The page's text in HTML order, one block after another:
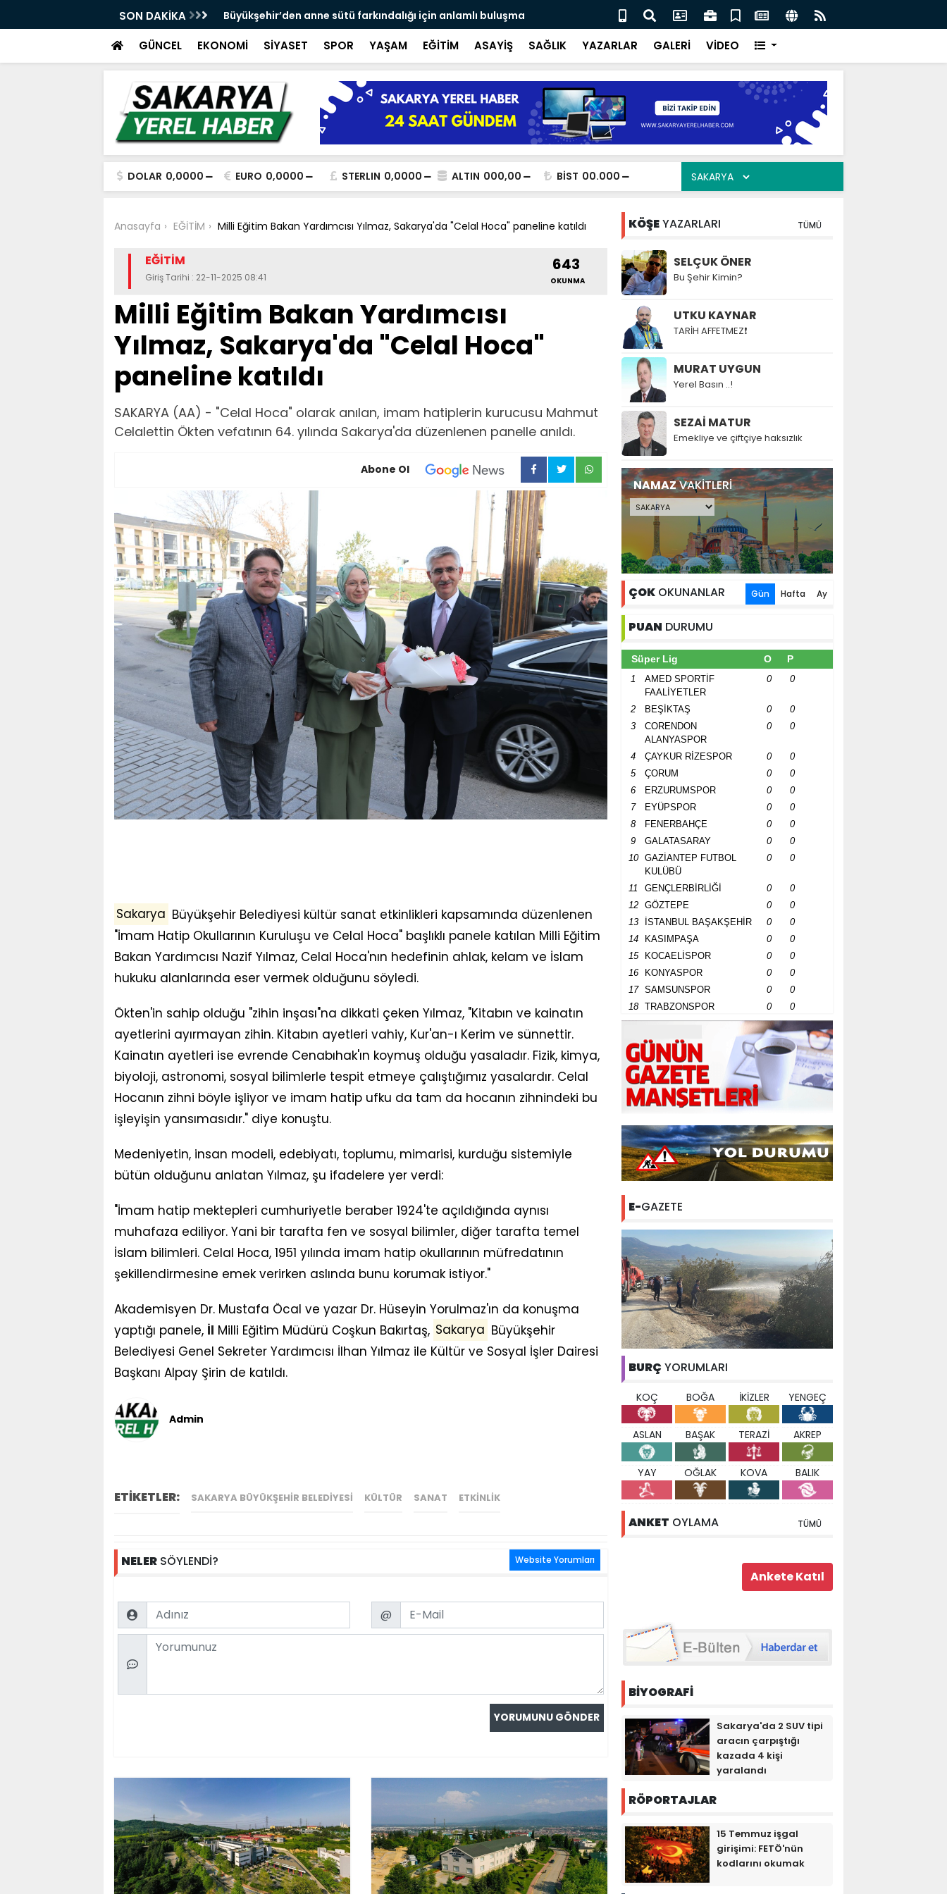
SON DAKİKA
ve spor yatırımlarını hayata geçirmeye Büyükşehir’den anne sütü farkındalığı için anlamlı buluşma Ateş savaşçılarının zamana karşı yarışı faciaların önüne geçti
GÜNCEL EKONOMİ SİYASET SPOR YAŞAM EĞİTİM ASAYİŞ SAĞLIK YAZARLAR GALERİ VİDEO
DOLAR 0,0000 EURO 0,0000 STERLIN 0,0000 ALTIN 000,00 BİST 00.000
Anasayfa EĞİTİM Milli Eğitim Bakan Yardımcısı Yılmaz, Sakarya'da "Celal Hoca" paneline katıldı
EĞİTİM
Giriş Tarihi : 22-11-2025 08:41
643
OKUNMA
Milli Eğitim Bakan Yardımcısı
Yılmaz, Sakarya'da "Celal Hoca"
paneline katıldı
SAKARYA (AA) - "Celal Hoca" olarak anılan, imam hatiplerin kurucusu Mahmut
Celalettin Ökten vefatının 64. yılında Sakarya'da düzenlenen panelle anıldı.
Abone Ol
Sakarya Büyükşehir Belediyesi kültür sanat etkinlikleri kapsamında düzenlenen
"İmam Hatip Okullarının Kuruluşu ve Celal Hoca" başlıklı panele katılan Milli Eğitim
Bakan Yardımcısı Nazif Yılmaz, Celal Hoca'nın hedefinin ahlak, kelam ve İslam
hukuku alanlarında eser vermek olduğunu söyledi.
Ökten'in sahip olduğu "zihin inşası"na dikkati çeken Yılmaz, "Kitabın ve kainatın
ayetlerini ayırmayan zihin. Kitabın ayetleri vahiy, Kur'an-ı Kerim ve sünnettir.
Kainatın ayetleri ise evrende Cenabıhak'ın koymuş olduğu yasaladır. Fizik, kimya,
biyoloji, astronomi, sosyal bilimlerle tespit etmeye çalıştığımız yasalardır. Celal
Hocanın zihni böyle işliyor ve imam hatip ufku da tam da hocanın zihnindeki bu
işleyişin yansımasıdır." diye konuştu.
Medeniyetin, insan modeli, edebiyatı, toplumu, mimarisi, kurduğu sistemiyle
bütün olduğunu anlatan Yılmaz, şu ifadelere yer verdi:
"İmam hatip mektepleri cumhuriyetle beraber 1924'te açıldığında aynısı
muhafaza ediliyor. Yani bir tarafta fen ve sosyal bilimler, diğer tarafta temel
İslam bilimleri. Celal Hoca, 1951 yılında imam hatip okullarının müfredatının
şekillendirmesine emek verirken aslında bunu korumak istiyor."
Akademisyen Dr. Mustafa Öcal ve yazar Dr. Hüseyin Yorulmaz'ın da konuşma
yaptığı panele, İl Milli Eğitim Müdürü Coşkun Bakırtaş, Sakarya Büyükşehir
Belediyesi Genel Sekreter Yardımcısı İlhan Yılmaz ile Kültür ve Sosyal İşler Dairesi
Başkanı Alpay Şirin de katıldı.
Admin
ETİKETLER: SAKARYA BÜYÜKŞEHIR BELEDIYESI KÜLTÜR SANAT ETKINLIK
NELER SÖYLENDİ? Website Yorumları
Name Email
@
Comment
KÖŞEYAZARLARI TÜMÜ
SELÇUK ÖNER
Bu Şehir Kimin?
UTKU KAYNAR
TARİH AFFETMEZ❗
MURAT UYGUN
Yerel Basın ..!
SEZAİ MATUR
Emekliye ve çiftçiye haksızlık
NAMAZVAKİTLERİ
ÇOK OKUNANLAR Gün Hafta Ay
PUAN DURUMU
Süper Lig O P
1
AMED SPORTİF
FAALİYETLER
0 0
2 BEŞİKTAŞ 0
0
3
CORENDON
ALANYASPOR
0 0
4 ÇAYKUR RİZESPOR 0
0
5
ÇORUM 0
0
6
ERZURUMSPOR 0
0
7
EYÜPSPOR 0
0
8
FENERBAHÇE 0
0
9
GALATASARAY 0
0
10
GAZİANTEP FUTBOL
KULÜBÜ
0 0
11 GENÇLERBİRLİĞİ 0
0
12
GÖZTEPE 0
0
13
İSTANBUL BAŞAKŞEHİR 0
0
14
KASIMPAŞA 0
0
15
KOCAELİSPOR 0
0
16
KONYASPOR 0
0
17
SAMSUNSPOR 0
0
18
TRABZONSPOR 0 0
E-GAZETE
BURÇ YORUMLARI
KOÇ BOĞA İKİZLER YENGEÇ
ASLAN BAŞAK TERAZİ AKREP
YAY OĞLAK KOVA BALIK
ANKET OYLAMA TÜMÜ
BİYOGRAFİ
Sakarya'da 2 SUV tipi
aracın çarpıştığı
kazada 4 kişi
yaralandı
RÖPORTAJLAR
15 Temmuz işgal
girişimi: FETÖ'nün
kodlarını okumak